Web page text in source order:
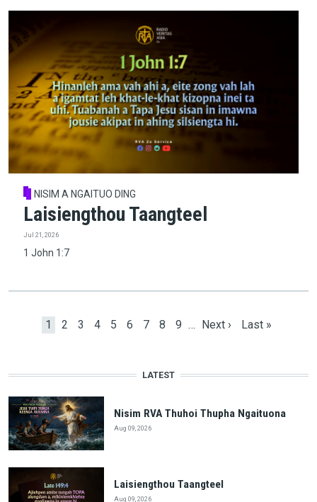
NISIM A NGAITUO DING
Laisiengthou Taangteel
Jul 21, 2026
1 John 1:7
Current page
1 Page
2 Page
3 Page
4 Page
5 Page
6 Page
7 Page
8 Page
9 … Next page
Next › Last page
Last »
LATEST
Nisim RVA Thuhoi Thupha Ngaituona
Aug 09, 2026
Laisiengthou Taangteel
Aug 09, 2026